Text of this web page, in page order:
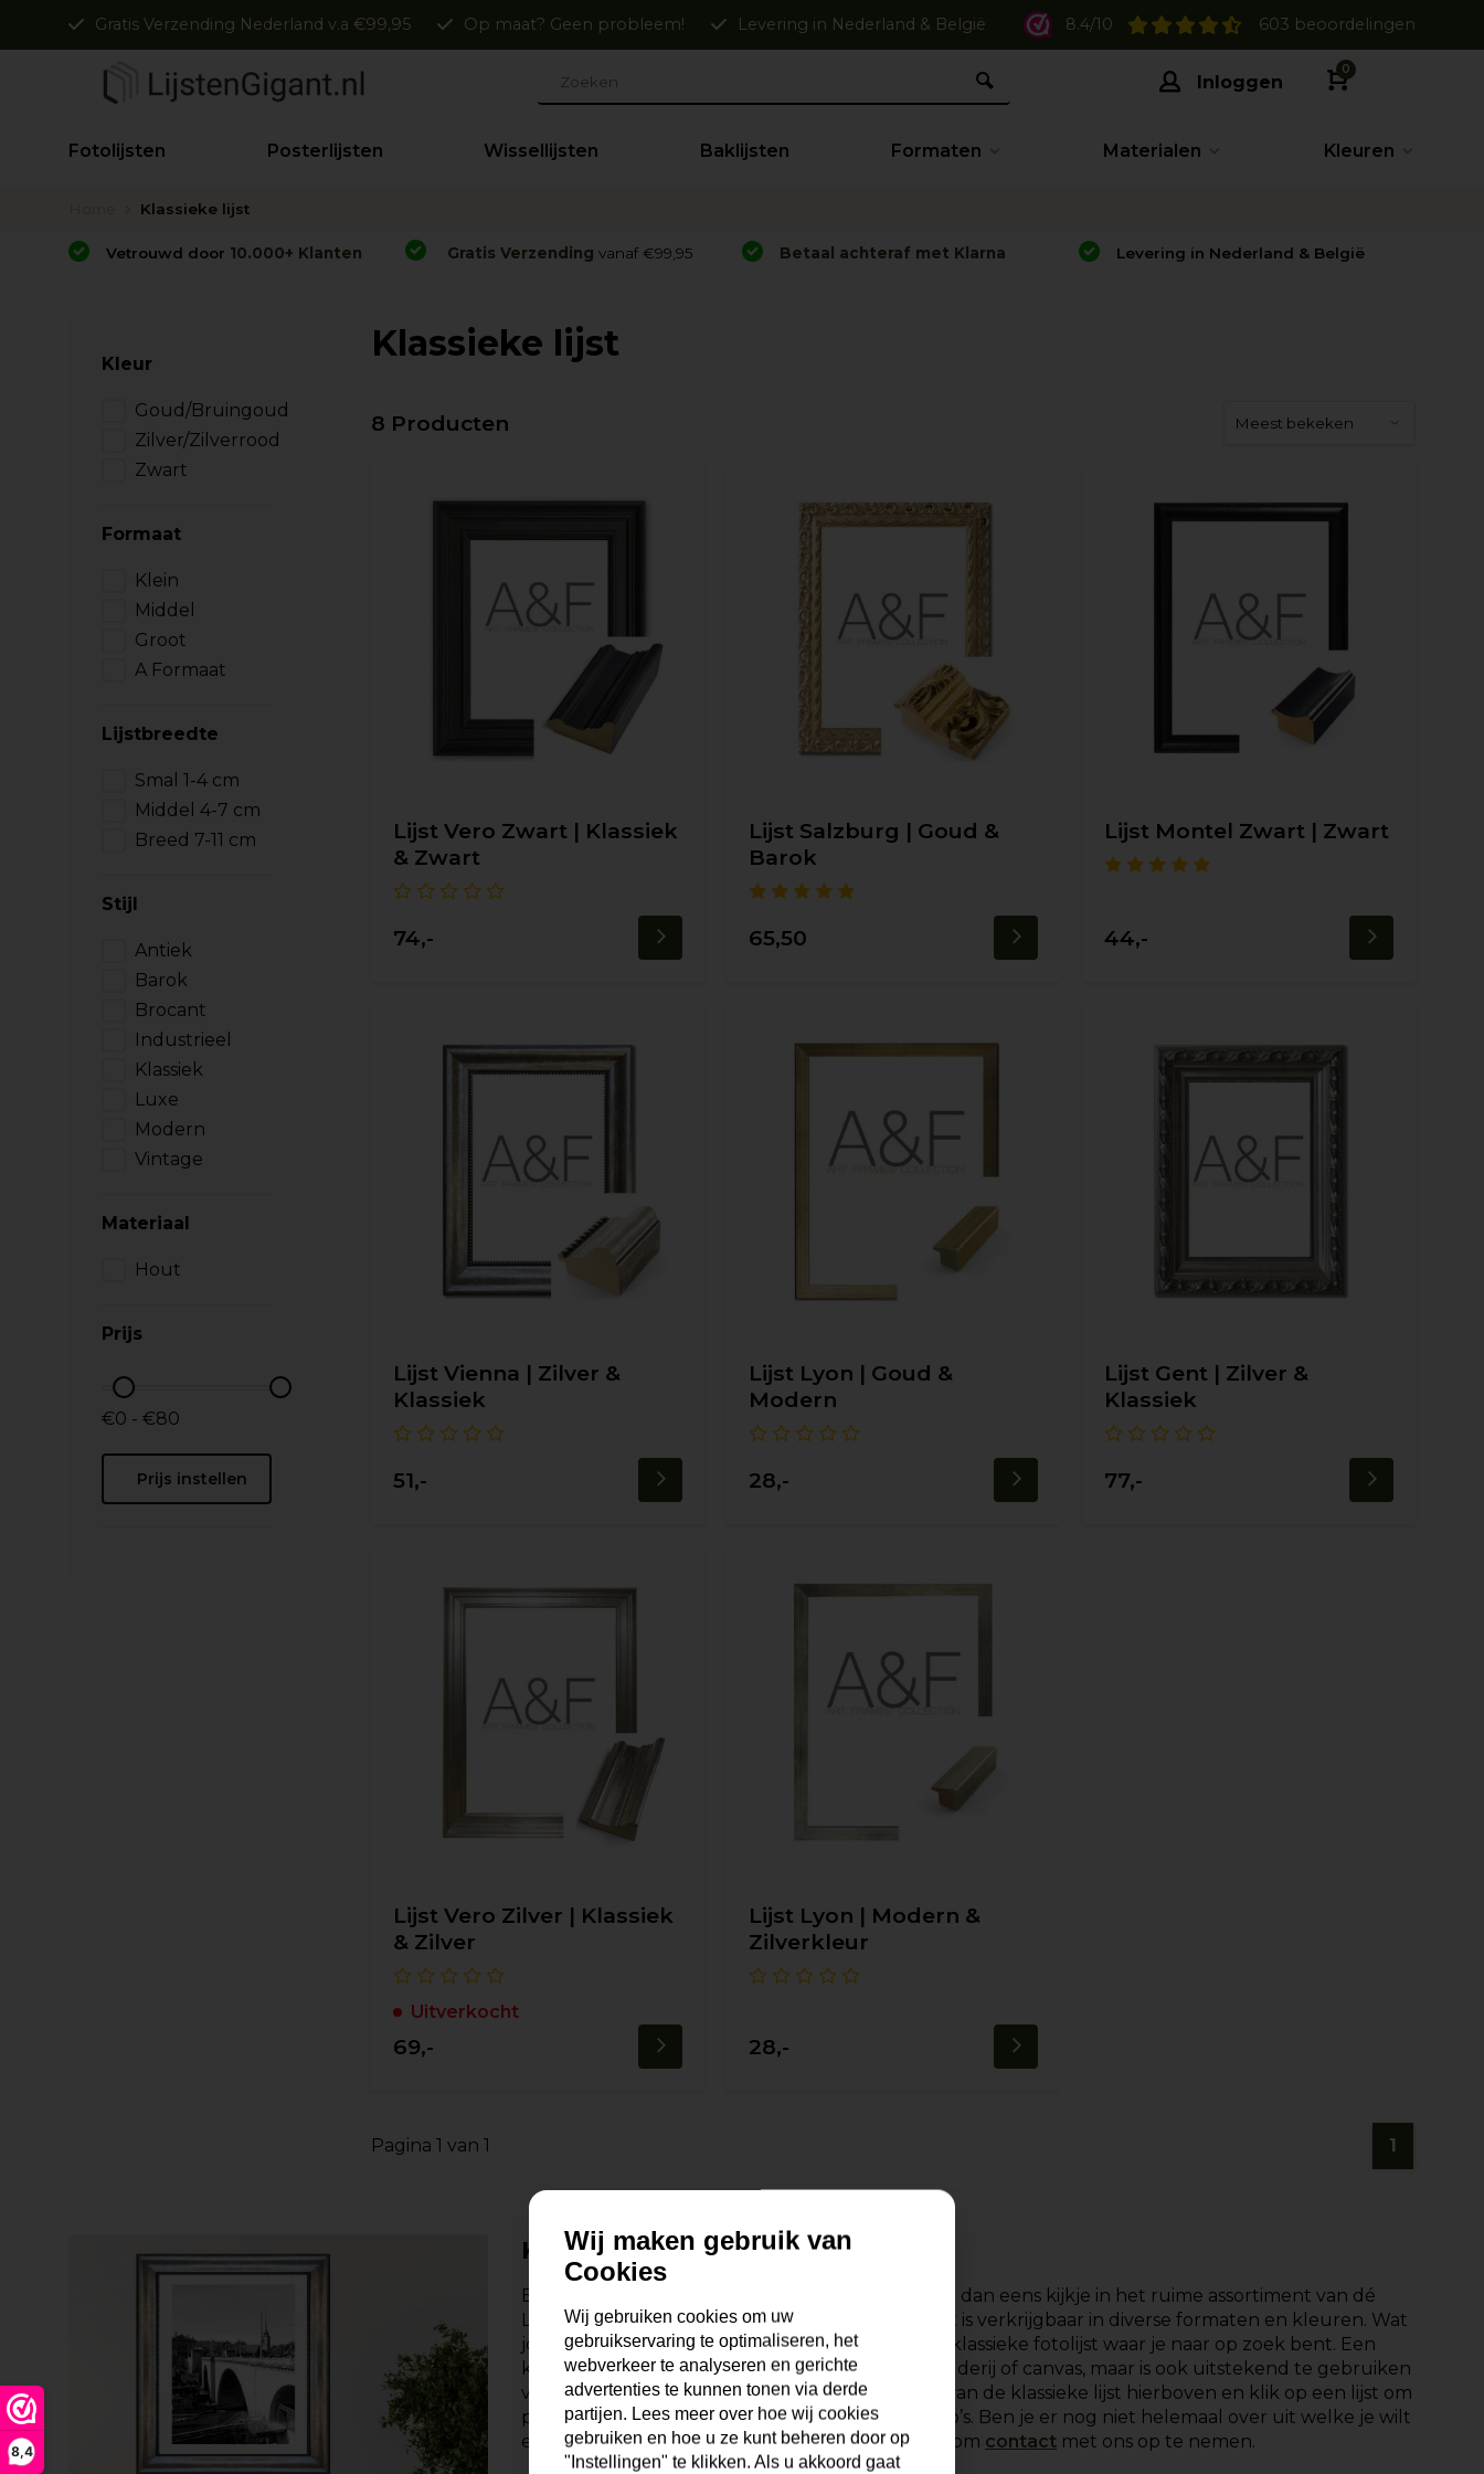
8,4
Gratis Verzending Nederland v.a €99,95 Op maat? Geen probleem! Levering in Nederland & België 8.4/10 603 beoordelingen
Inloggen
0
Fotolijsten Posterlijsten Wissellijsten Baklijsten Formaten Materialen Kleuren
Klassieke lijst
Vetrouwd door 10.000+ Klanten Gratis Verzending vanaf €99,95 Betaal achteraf met Klarna Levering in Nederland & België
Kleur
Goud/Bruingoud
Zilver/Zilverrood
Zwart
Formaat
Klein
Middel
Groot
A Formaat
Lijstbreedte
Smal 1-4 cm
Middel 4-7 cm
Breed 7-11 cm
Stijl
Antiek
Barok
Brocant
Industrieel
Klassiek
Luxe
Modern
Vintage
Materiaal
Hout
Prijs
€0 - €80
Prijs instellen
Klassieke lijst
8 Producten
Lijst Vero Zwart | Klassiek
& Zwart
74,-
Lijst Salzburg | Goud &
Barok
65,50
Lijst Montel Zwart | Zwart
44,-
Lijst Vienna | Zilver &
Klassiek
51,-
Lijst Lyon | Goud &
Modern
28,-
Lijst Gent | Zilver &
Klassiek
77,-
Lijst Vero Zilver | Klassiek
& Zilver
Uitverkocht
69,-
Lijst Lyon | Modern &
Zilverkleur
28,-
Pagina 1 van 1 1
Klassieke fotolijst
Ben je op zoek naar een klassieke fotolijst? Neem dan eens kijkje in het ruime assortiment van dé
Lijstengigant van Nederland. De klassieke fotolijst is verkrijgbaar in diverse formaten en kleuren. Wat
jouw smaak of wensen ook zijn, bij ons vind je de klassieke fotolijst waar je naar op zoek bent. Een
klassieke lijst wordt veelal gebruikt voor een schilderij of canvas, maar is ook uitstekend te gebruiken
voor een foto. Bekijk de verschillende varianten van de klassieke lijst hierboven en klik op een lijst om
product specifieke informatie te zien en sfeerfoto’s. Ben je er nog niet helemaal over uit welke je wilt
en heb je nog enkele vragen? Schroom dan niet om contact met ons op te nemen.
Wij maken gebruik van
Cookies
Wij gebruiken cookies om uw
gebruikservaring te optimaliseren, het
webverkeer te analyseren en gerichte
advertenties te kunnen tonen via derde
partijen. Lees meer over hoe wij cookies
gebruiken en hoe u ze kunt beheren door op
"Instellingen" te klikken. Als u akkoord gaat